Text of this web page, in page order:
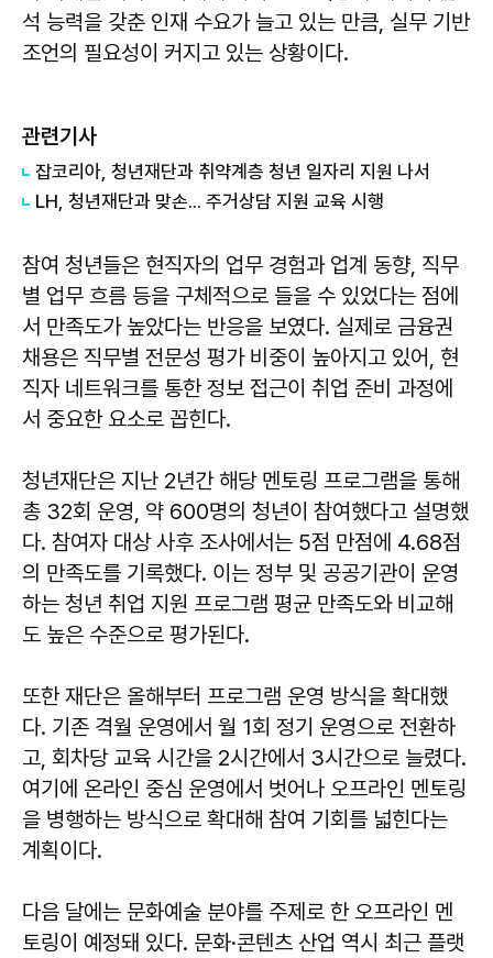
석 능력을 갖춘 인재 수요가 늘고 있는 만큼, 실무 기반
조언의 필요성이 커지고 있는 상황이다.
관련기사
잡코리아, 청년재단과 취약계층 청년 일자리 지원 나서
LH, 청년재단과 맞손... 주거상담 지원 교육 시행
참여 청년들은 현직자의 업무 경험과 업계 동향, 직무
별 업무 흐름 등을 구체적으로 들을 수 있었다는 점에
서 만족도가 높았다는 반응을 보였다. 실제로 금융권
채용은 직무별 전문성 평가 비중이 높아지고 있어, 현
직자 네트워크를 통한 정보 접근이 취업 준비 과정에
서 중요한 요소로 꼽힌다.
청년재단은 지난 2년간 해당 멘토링 프로그램을 통해
총 32회 운영, 약 600명의 청년이 참여했다고 설명했
다. 참여자 대상 사후 조사에서는 5점 만점에 4.68점
의 만족도를 기록했다. 이는 정부 및 공공기관이 운영
하는 청년 취업 지원 프로그램 평균 만족도와 비교해
도 높은 수준으로 평가된다.
또한 재단은 올해부터 프로그램 운영 방식을 확대했
다. 기존 격월 운영에서 월 1회 정기 운영으로 전환하
고, 회차당 교육 시간을 2시간에서 3시간으로 늘렸다.
여기에 온라인 중심 운영에서 벗어나 오프라인 멘토링
을 병행하는 방식으로 확대해 참여 기회를 넓힌다는
계획이다.
다음 달에는 문화예술 분야를 주제로 한 오프라인 멘
토링이 예정돼 있다. 문화·콘텐츠 산업 역시 최근 플랫